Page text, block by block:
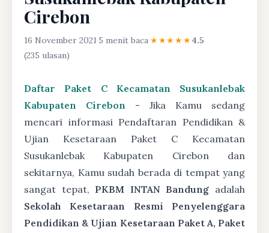
Cirebon
16 November 2021·5 menit baca·★★★★★4.5
(235 ulasan)
Daftar Paket C Kecamatan Susukanlebak
Kabupaten Cirebon - Jika Kamu sedang
mencari informasi Pendaftaran Pendidikan &
Ujian Kesetaraan Paket C Kecamatan
Susukanlebak Kabupaten Cirebon dan
sekitarnya, Kamu sudah berada di tempat yang
sangat tepat, PKBM INTAN Bandung adalah
Sekolah Kesetaraan Resmi Penyelenggara
Pendidikan & Ujian Kesetaraan Paket A, Paket